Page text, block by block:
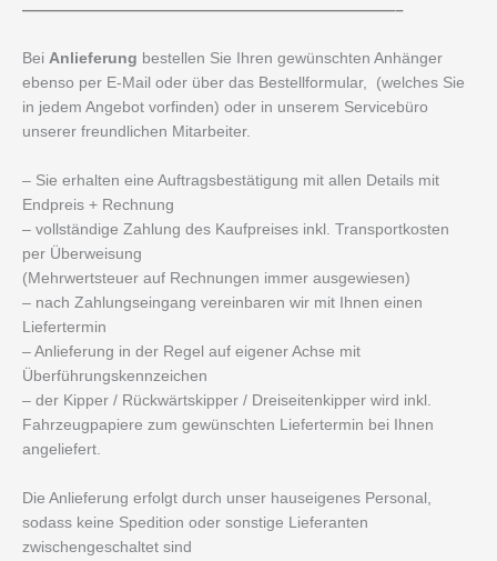
————————————————————————–
Bei Anlieferung bestellen Sie Ihren gewünschten Anhänger
ebenso per E-Mail oder über das Bestellformular, (welches Sie
in jedem Angebot vorfinden) oder in unserem Servicebüro
unserer freundlichen Mitarbeiter.
– Sie erhalten eine Auftragsbestätigung mit allen Details mit
Endpreis + Rechnung
– vollständige Zahlung des Kaufpreises inkl. Transportkosten
per Überweisung
(Mehrwertsteuer auf Rechnungen immer ausgewiesen)
– nach Zahlungseingang vereinbaren wir mit Ihnen einen
Liefertermin
– Anlieferung in der Regel auf eigener Achse mit
Überführungskennzeichen
– der Kipper / Rückwärtskipper / Dreiseitenkipper wird inkl.
Fahrzeugpapiere zum gewünschten Liefertermin bei Ihnen
angeliefert.
Die Anlieferung erfolgt durch unser hauseigenes Personal,
sodass keine Spedition oder sonstige Lieferanten
zwischengeschaltet sind